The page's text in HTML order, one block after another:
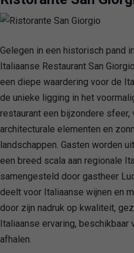
Gelegen in een historisch pand
Italiaanse Restaurant San
een diepe waardering voor de
de unieke ligging in het
restaurant een bijzondere
architecturale elementen en
landschappen. Gasten worden
een breed scala aan regionale
samengesteld door gastheer
deelt voor Italiaanse wijnen en
door zijn nadruk op kwaliteit,
Italiaanse ervaring,
afhalen.